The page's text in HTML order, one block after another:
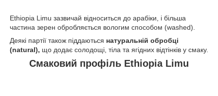
Ethiopia Limu зазвичай відноситься до арабіки, і більша
частина зерен обробляється вологим способом (washed).
Деякі партії також піддаються натуральній обробці
(natural), що додає солодощі, тіла та ягідних відтінків у смаку.
Смаковий профіль Ethiopia Limu